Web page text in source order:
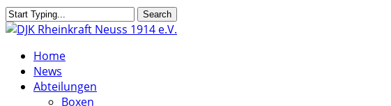
Skip
to
content
Search
Close
search
MenuHome
News
Abteilungen
Boxen